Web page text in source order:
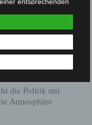
sich allerdings mit
Menschen
wie vor eine völlig
die Chance,
Menschen ohne
Veganismus zu
wenigen Jahren.
die Politik mit
Atmosphäre
jederzeit über einen
gelöscht
möglich.
von Cookies in
Umständen nicht
nutzbar.
der Internetseite
automatisiertes
und